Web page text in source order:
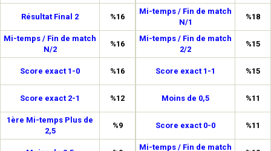
Résultat Final 2 %16
Mi-temps / Fin de match
N/2
%16
Score exact 1-0 %16
Score exact 2-1 %12
1ère Mi-temps Plus de
2,5
%9
Mi-temps / Fin de match
N/1
%18
Mi-temps / Fin de match
2/2
%15
Score exact 1-1 %15
Moins de 0,5 %11
Score exact 0-0 %11
Mi-temps / Fin de match